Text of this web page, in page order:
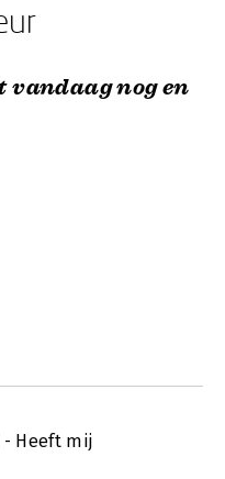
vandaag nog en
- Heeft mij